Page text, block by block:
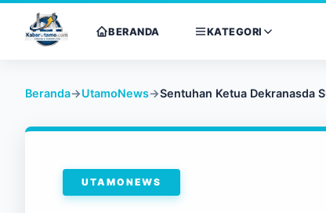
BERANDA KATEGORI
Beranda→UtamoNews→Sentuhan Ketua Dekranasda
UTAMONEWS